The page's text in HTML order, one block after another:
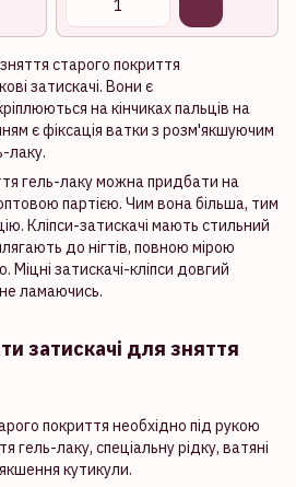
старого покриття
затискачі. Вони є
на кінчиках пальців на
є фіксація ватки з розм'якшуючим
лаку.
гель-лаку можна придбати на
партією. Чим вона більша, тим
Кліпси-затискачі мають стильний
до нігтів, повною мірою
затискачі-кліпси довгий
ламаючись.
затискачі для зняття
покриття необхідно під рукою
гель-лаку, спеціальну рідку, ватяні
кутикули.